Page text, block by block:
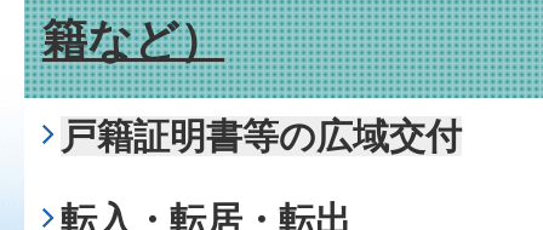
籍など）
戸籍証明書等の広域交付
転入・転居・転出